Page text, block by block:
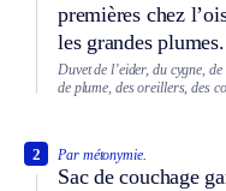
premières chez
les grandes plumes.
Duvet de l’eider, du cygne, de
de plume, des oreillers, des
Par métonymie.
Sac de couchage
2